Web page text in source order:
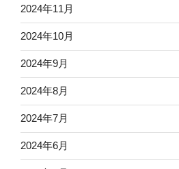
2024年11月
2024年10月
2024年9月
2024年8月
2024年7月
2024年6月